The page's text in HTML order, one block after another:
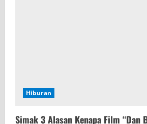
Hiburan
Simak 3 Alasan Kenapa Film “Dan